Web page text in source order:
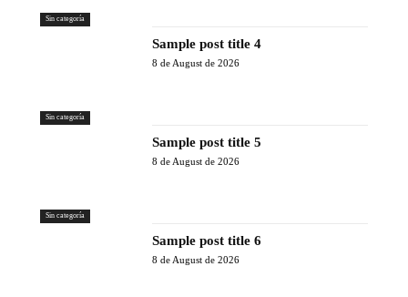
Sin categoría
Sin categoría
Sample post title 4
8 de August de 2026
Sin categoría
Sample post title 5
8 de August de 2026
Sample post title 6
8 de August de 2026